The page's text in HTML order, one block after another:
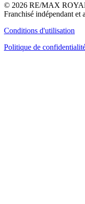
© 2026 RE/MAX
Franchisé indépendant
Conditions d'utilisation
Politique de